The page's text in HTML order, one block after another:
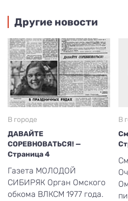
Другие новости
В городе
ДАВАЙТЕ
СОРЕВНОВАТЬСЯ! —
Страница 4
Газета МОЛОДОЙ
СИБИРЯК Орган Омского
обкома ВЛКСМ 1977 года.
В